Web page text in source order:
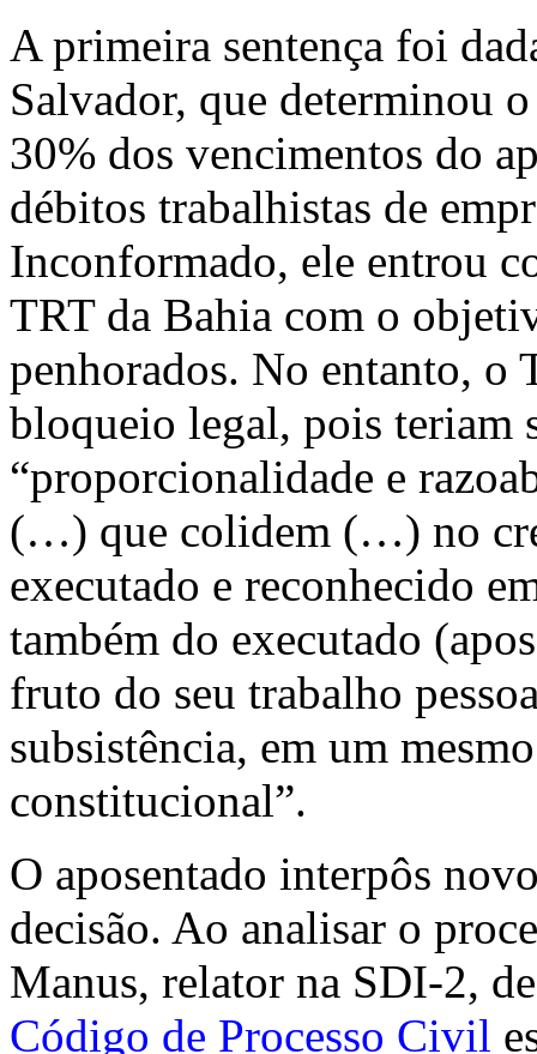
A primeira sentença foi
Salvador, que determinou
30% dos vencimentos do
débitos trabalhistas de
Inconformado, ele entrou
TRT da Bahia com o
penhorados. No entanto,
bloqueio legal, pois teriam
“proporcionalidade e
(…) que colidem (…) no
executado e reconhecido
também do executado
fruto do seu trabalho
subsistência, em um
constitucional”.
O aposentado interpôs
decisão. Ao analisar o
Manus, relator na SDI-2,
Código de Processo Civil